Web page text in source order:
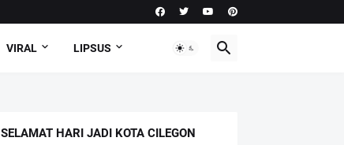
VIRAL LIPSUS
SELAMAT HARI JADI KOTA CILEGON